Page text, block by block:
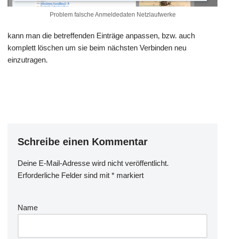
Problem falsche Anmeldedaten Netzlaufwerke
kann man die betreffenden Einträge anpassen, bzw. auch
komplett löschen um sie beim nächsten Verbinden neu
einzutragen.
Schreibe einen Kommentar
Deine E-Mail-Adresse wird nicht veröffentlicht.
Erforderliche Felder sind mit * markiert
Name